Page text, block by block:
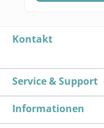
Kontakt
Service & Support
Informationen